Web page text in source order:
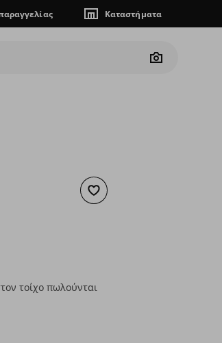
Καταστήματα
Camera
Προσθήκη στα αγαπημένα
τοίχο πωλούνται